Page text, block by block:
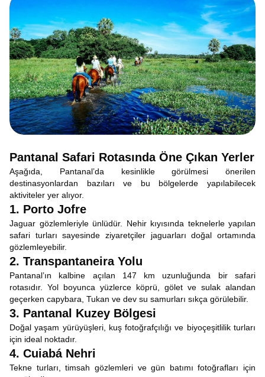
Pantanal Safari Rotasında Öne Çıkan Yerler
Aşağıda, Pantanal’da kesinlikle görülmesi önerilen
destinasyonlardan bazıları ve bu bölgelerde yapılabilecek
aktiviteler yer alıyor.
1. Porto Jofre
Jaguar gözlemleriyle ünlüdür. Nehir kıyısında teknelerle yapılan
safari turları sayesinde ziyaretçiler jaguarları doğal ortamında
gözlemleyebilir.
2. Transpantaneira Yolu
Pantanal’ın kalbine açılan 147 km uzunluğunda bir safari
rotasıdır. Yol boyunca yüzlerce köprü, gölet ve sulak alandan
geçerken capybara, Tukan ve dev su samurları sıkça görülebilir.
3. Pantanal Kuzey Bölgesi
Doğal yaşam yürüyüşleri, kuş fotoğrafçılığı ve biyoçeşitlilik turları
için ideal noktadır.
4. Cuiabá Nehri
Tekne turları, timsah gözlemleri ve gün batımı fotoğrafları için